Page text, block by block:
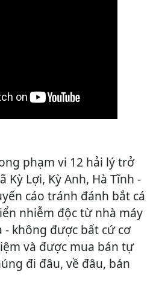
phạm vi 12 hải lý trở
Kỳ Lợi, Kỳ Anh, Hà Tĩnh -
cáo tránh đánh bắt cá
nhiễm độc từ nhà máy
- không được bất cứ cơ
và được mua bán tự
đi đâu, về đâu, bán